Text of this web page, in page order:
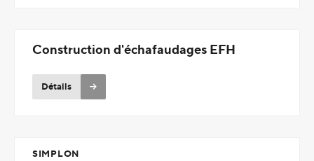
Construction d'échafaudages EFH
Détails
SIMPLON